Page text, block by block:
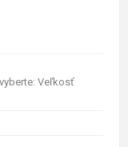
Veľkosť